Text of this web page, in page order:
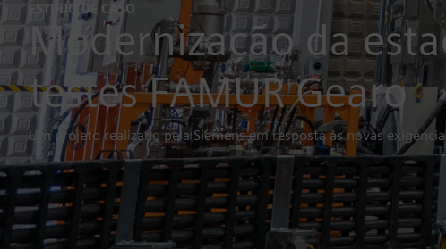
ESTUDO DE CASO
Modernização da
testes FAMUR Gearo
Um projeto realizado pela Siemens em resposta às novas